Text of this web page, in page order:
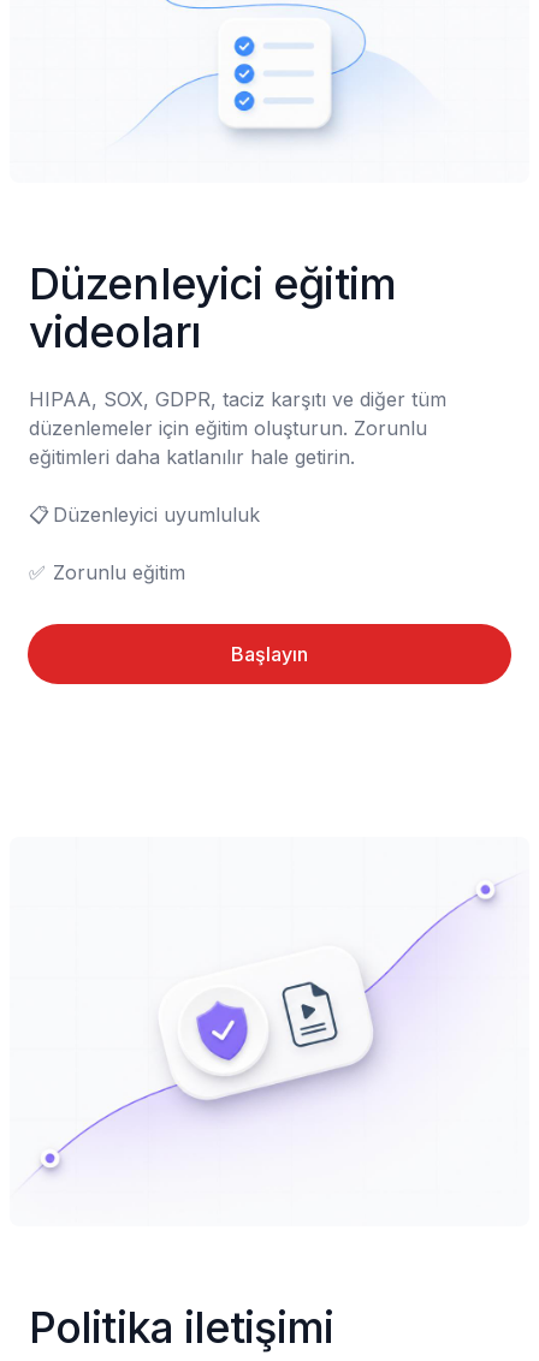
Düzenleyici eğitim
videoları
HIPAA, SOX, GDPR, taciz karşıtı ve diğer tüm
düzenlemeler için eğitim oluşturun. Zorunlu
eğitimleri daha katlanılır hale getirin.
📋	Düzenleyici uyumluluk
✅	Zorunlu eğitim
Başlayın
Politika iletişimi